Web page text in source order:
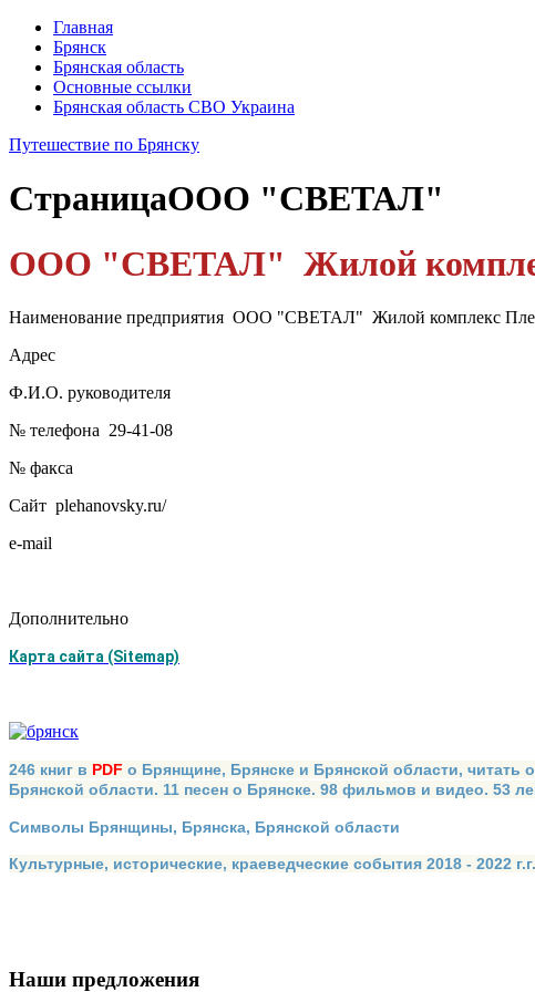
Главная
Брянск
Брянская область
Основные ссылки
Брянская область СВО Украина
Путешествие по Брянску
СтраницаООО "СВЕТАЛ"
ООО "СВЕТАЛ" Жилой
Наименование предприятия ООО "СВЕТАЛ" Жилой комплекс
Адрес
Ф.И.О. руководителя
№ телефона 29-41-08
№ факса
Сайт plehanovsky.ru/
e-mail
Дополнительно
Карта сайта (Sitemap)
246 книг в PDF о Брянщине, Брянске и Брянской области, читать
Брянской области. 11 песен о Брянске. 98 фильмов и видео. 53
Символы Брянщины, Брянска, Брянской области
Культурные, исторические, краеведческие события 2018 - 2022
Наши предложения